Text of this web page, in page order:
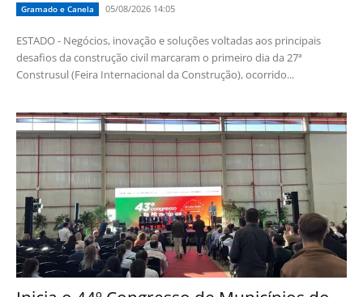
Gramado e Canela 05/08/2026 14:05
ESTADO - Negócios, inovação e soluções voltadas aos principais
desafios da construção civil marcaram o primeiro dia da 27ª
Construsul (Feira Internacional da Construção), ocorrido...